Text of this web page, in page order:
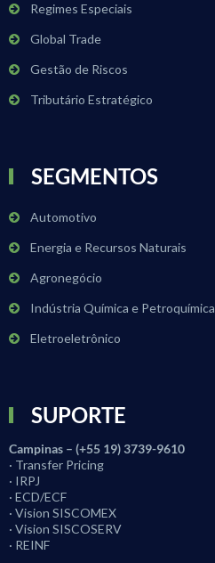
Regimes Especiais
Global Trade
Gestão de Riscos
Tributário Estratégico
SEGMENTOS
Automotivo
Energia e Recursos Naturais
Agronegócio
Indústria Química e Petroquímica
Eletroeletrônico
SUPORTE
Campinas – (+55 19) 3739-9610
· Transfer Pricing
· IRPJ
· ECD/ECF
· Vision SISCOMEX
· Vision SISCOSERV
· REINF